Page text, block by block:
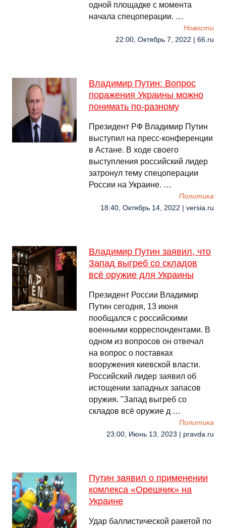
одной площадке с момента
начала спецоперации. …
Новости
22:00, Октябрь 7, 2022 | 66.ru
Владимир Путин: Вопрос
поражения Украины можно
понимать по-разному
Президент РФ Владимир Путин
выступил на пресс-конференции
в Астане. В ходе своего
выступления российский лидер
затронул тему спецоперации
России на Украине. …
Политика
18:40, Октябрь 14, 2022 | versia.ru
Владимир Путин заявил, что
Запад выгреб со складов
всё оружие для Украины
Президент России Владимир
Путин сегодня, 13 июня
пообщался с российскими
военными корреспондентами. В
одном из вопросов он отвечал
на вопрос о поставках
вооружения киевской власти.
Российский лидер заявил об
истощении западных запасов
оружия. "Запад выгреб со
складов всё оружие д …
Политика
23:00, Июнь 13, 2023 | pravda.ru
Путин заявил о применении
комлекса «Орешник» на
Украине
Удар баллистической ракетой по